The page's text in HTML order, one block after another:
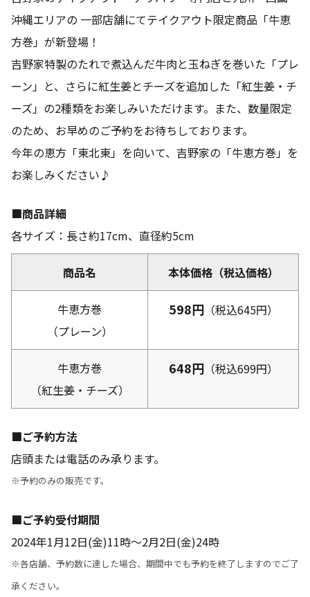
沖縄エリアの 一部店舗にてテイクアウト限定商品「牛恵
方巻」が新登場！
吉野家特製のたれで煮込んだ牛肉と玉ねぎを巻いた「プレ
ーン」と、さらに紅生姜とチーズを追加した「紅生姜・チ
ーズ」の2種類をお楽しみいただけます。また、数量限定
のため、お早めのご予約をお待ちしております。
今年の恵方「東北東」を向いて、吉野家の「牛恵方巻」を
お楽しみください♪
■商品詳細
各サイズ：長さ約17cm、直径約5cm
商品名 本体価格（税込価格）
牛恵方巻
（プレーン）
598円（税込645円）
牛恵方巻
（紅生姜・チーズ）
648円（税込699円）
■ご予約方法
店頭または電話のみ承ります。
※予約のみの販売です。
■ご予約受付期間
2024年1月12日(金)11時～2月2日(金)24時
※各店舗、予約数に達した場合、期間中でも予約を終了しますのでご了
承ください。